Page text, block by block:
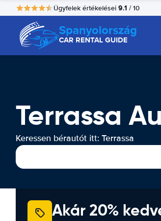
Ügyfelek értékelései 9.1 / 10
Spanyolország
CAR RENTAL GUIDE
Terrassa
Keressen bérautót itt: Terrassa
Akár 20%